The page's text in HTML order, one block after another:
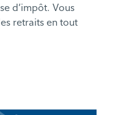
d’impôt. Vous
retraits en tout